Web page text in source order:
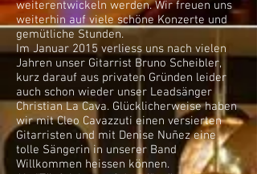
weiterentwickeln werden. Wir freuen uns
weiterhin auf viele schöne Konzerte und
gemütliche Stunden.
Im Januar 2015 verliess uns nach vielen
Jahren unser Gitarrist Bruno Scheibler,
kurz darauf aus privaten Gründen leider
auch schon wieder unser Leadsänger
Christian La Cava. Glücklicherweise haben
wir mit Cleo Cavazzuti einen versierten
Gitarristen und mit Denise Nuñez eine
tolle Sängerin in unserer Band
Willkommen heissen können.